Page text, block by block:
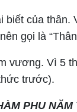
biết của thân.
gọi là
vương. Vì 5
trước).
PHU